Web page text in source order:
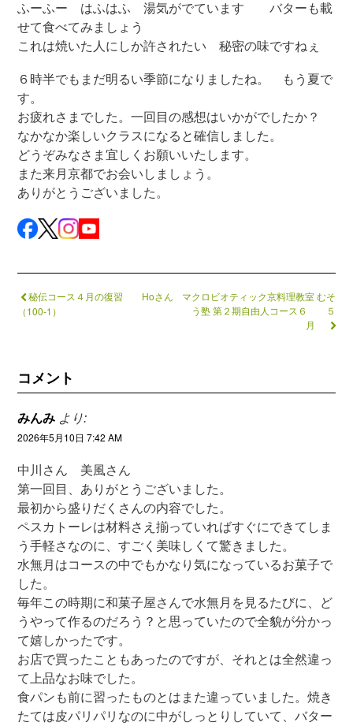
ふーふー はふはふ 湯気がでています バターも載
せて食べてみましょう
これは焼いた人にしか許されたい 秘密の味ですねぇ
６時半でもまだ明るい季節になりましたね。 もう夏で
す。
お疲れさまでした。一回目の感想はいかがでしたか？
なかなか楽しいクラスになると確信しました。
どうぞみなさま宜しくお願いいたします。
また来月京都でお会いしましょう。
ありがとうございました。
秘伝コース４月の復習 Hoさん
（100-1）
マクロビオティック京料理教室 むそ
う塾 第２期自由人コース６ ５
月
コメント
みんみ より:
2026年5月10日 7:42 AM
中川さん 美風さん
第一回目、ありがとうございました。
最初から盛りだくさんの内容でした。
ペスカトーレは材料さえ揃っていればすぐにできてしま
う手軽さなのに、すごく美味しくて驚きました。
水無月はコースの中でもかなり気になっているお菓子で
した。
毎年この時期に和菓子屋さんで水無月を見るたびに、ど
うやって作るのだろう？と思っていたので全貌が分かっ
て嬉しかったです。
お店で買ったこともあったのですが、それとは全然違っ
て上品なお味でした。
食パンも前に習ったものとはまた違っていました。焼き
たては皮パリパリなのに中がしっとりしていて、バター